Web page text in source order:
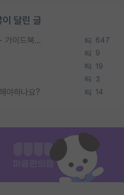
달린 글
[무료] 2026 미국 대학원 유학 스타터팩 - 가이드북 & 합격자 컨택메일 템플릿 647
9
19
3
야하나요? 14